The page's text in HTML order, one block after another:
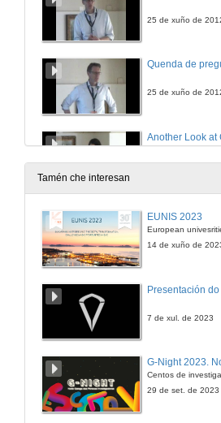
25 de xuño de
Quenda de
25 de xuño de
The role of energy
25 de xuño de
Does a CO2 Price
Tamén che interesan
EUNIS 2023
14 de xuño de
7 de xul. de 2023
29 de set. de 2023